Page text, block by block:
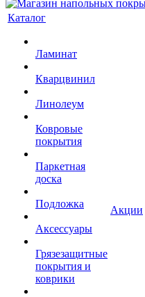
Каталог
Ламинат
Кварцвинил
Линолеум
Ковровые
покрытия
Паркетная
доска
Подложка
Аксессуары
Грязезащитные
покрытия и
коврики
Акции